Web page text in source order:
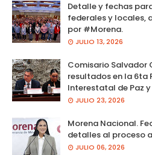
Detalle y fechas
federales y locales,
por #Morena.
JULIO 13, 2026
Comisario Salvador
resultados en la 6ta
Interestatal de Paz
JULIO 23, 2026
Morena Nacional.
detalles al proceso
JULIO 06, 2026